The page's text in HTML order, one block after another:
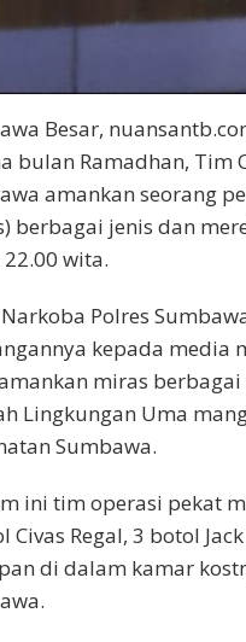
Besar,
bulan Ramadhan, Tim
amankan seorang
berbagai jenis dan
wita.
Polres
kepada media
miras
Lingkungan Uma
Sumbawa.
ini tim operasi pekat
Civas Regal, 3 botol
di dalam kamar